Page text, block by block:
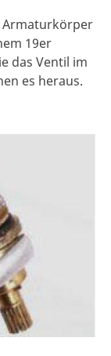
Armaturkörper
19er
das Ventil im
es heraus.